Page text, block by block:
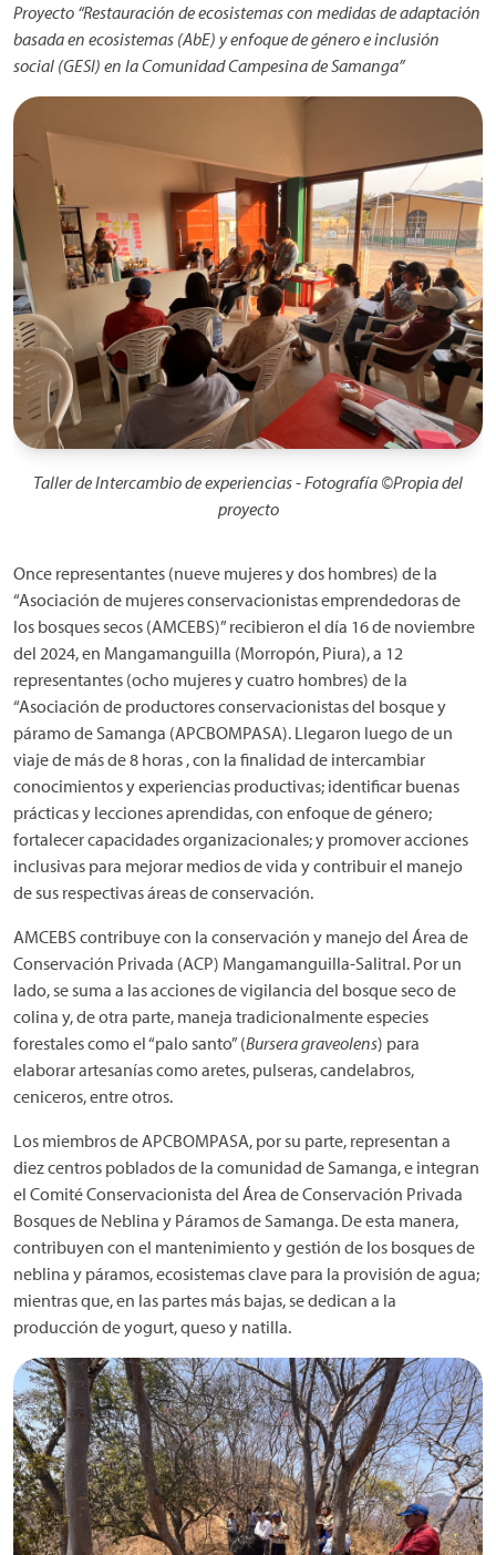
Proyecto “Restauración de ecosistemas con medidas de adaptación
basada en ecosistemas (AbE) y enfoque de género e inclusión
social (GESI) en la Comunidad Campesina de Samanga”
Imagen
Taller de Intercambio de experiencias - Fotografía ©Propia del
proyecto
Once representantes (nueve mujeres y dos hombres) de la
“Asociación de mujeres conservacionistas emprendedoras de
los bosques secos (AMCEBS)” recibieron el día 16 de noviembre
del 2024, en Mangamanguilla (Morropón, Piura), a 12
representantes (ocho mujeres y cuatro hombres) de la
“Asociación de productores conservacionistas del bosque y
páramo de Samanga (APCBOMPASA). Llegaron luego de un
viaje de más de 8 horas , con la finalidad de intercambiar
conocimientos y experiencias productivas; identificar buenas
prácticas y lecciones aprendidas, con enfoque de género;
fortalecer capacidades organizacionales; y promover acciones
inclusivas para mejorar medios de vida y contribuir el manejo
de sus respectivas áreas de conservación.
AMCEBS contribuye con la conservación y manejo del Área de
Conservación Privada (ACP) Mangamanguilla-Salitral. Por un
lado, se suma a las acciones de vigilancia del bosque seco de
colina y, de otra parte, maneja tradicionalmente especies
forestales como el “palo santo” (Bursera graveolens) para
elaborar artesanías como aretes, pulseras, candelabros,
ceniceros, entre otros.
Los miembros de APCBOMPASA, por su parte, representan a
diez centros poblados de la comunidad de Samanga, e integran
el Comité Conservacionista del Área de Conservación Privada
Bosques de Neblina y Páramos de Samanga. De esta manera,
contribuyen con el mantenimiento y gestión de los bosques de
neblina y páramos, ecosistemas clave para la provisión de agua;
mientras que, en las partes más bajas, se dedican a la
producción de yogurt, queso y natilla.
Imagen